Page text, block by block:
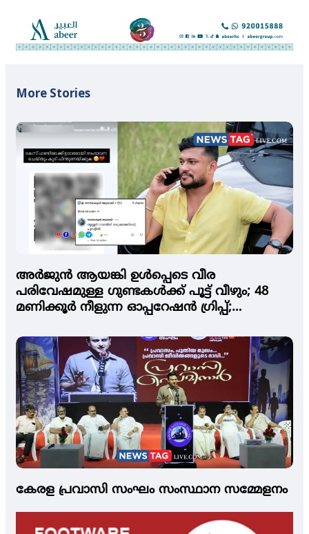
More Stories
അര്‍ജുന്‍ ആയങ്കി ഉള്‍പ്പെടെ വീര
പരിവേഷമുള്ള ഗുണ്ടകള്‍ക്ക് പൂട്ട് വീഴും; 48
മണിക്കൂര്‍ നീളുന്ന ഓപ്പറേഷന്‍ ഗ്രിപ്പ്;
കേരള പ്രവാസി സംഘം സംസ്ഥാന സമ്മേളനം